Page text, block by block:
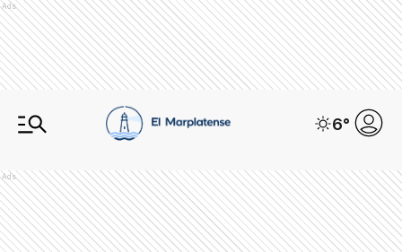
Ads
6°
Ads